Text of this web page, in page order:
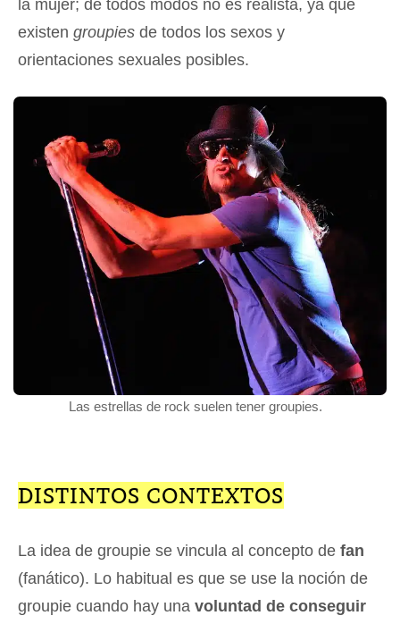
la mujer; de todos modos no es realista, ya que
existen groupies de todos los sexos y
orientaciones sexuales posibles.
Las estrellas de rock suelen tener groupies.
DISTINTOS CONTEXTOS
La idea de groupie se vincula al concepto de fan
(fanático). Lo habitual es que se use la noción de
groupie cuando hay una voluntad de conseguir